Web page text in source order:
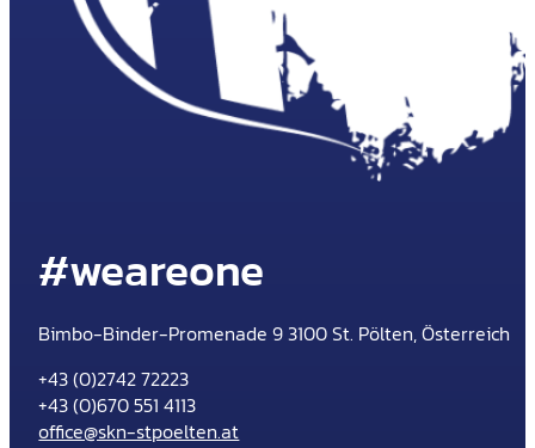
#weareone
Bimbo-Binder-Promenade 9 3100 St. Pölten, Österreich
+43 (0)2742 72223
+43 (0)670 551 4113
office@skn-stpoelten.at